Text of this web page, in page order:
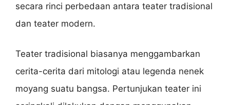
secara rinci perbedaan antara teater tradisional
dan teater modern.
Teater tradisional biasanya menggambarkan
cerita-cerita dari mitologi atau legenda nenek
moyang suatu bangsa. Pertunjukan teater ini